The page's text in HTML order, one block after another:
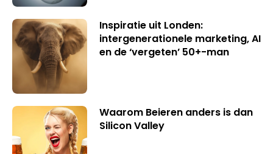
Inspiratie uit Londen:
intergenerationele marketing, AI
en de ‘vergeten’ 50+-man
Waarom Beieren anders is dan
Silicon Valley